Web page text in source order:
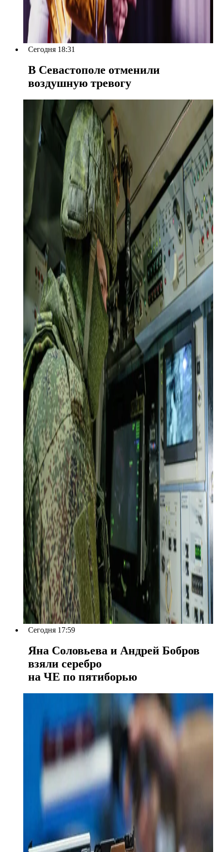
Сегодня 18:31
В Севастополе отменили
воздушную тревогу
Сегодня 17:59
Яна Соловьева и Андрей Бобров
взяли серебро
на ЧЕ по пятиборью